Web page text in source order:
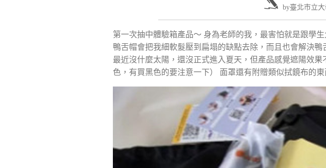
by臺北市立
第一次抽中體驗箱產品～ 身為老師的我，最害怕就是跟學
鴨舌帽會把我細軟髮壓到扁塌的缺點去除，而且也會解決
最近沒什麼太陽，還沒正式進入夏天，但產品感覺遮陽效
色，有買黑色的要注意一下） 面罩還有附贈類似拭鏡布的